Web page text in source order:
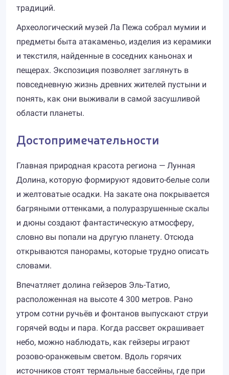
традиций.
Археологический музей Ла Пежа собрал мумии и
предметы быта атакаменьо, изделия из керамики
и текстиля, найденные в соседних каньонах и
пещерах. Экспозиция позволяет заглянуть в
повседневную жизнь древних жителей пустыни и
понять, как они выживали в самой засушливой
области планеты.
Достопримечательности
Главная природная красота региона — Лунная
Долина, которую формируют ядовито-белые соли
и желтоватые осадки. На закате она покрывается
багряными оттенками, а полуразрушенные скалы
и дюны создают фантастическую атмосферу,
словно вы попали на другую планету. Отсюда
открываются панорамы, которые трудно описать
словами.
Впечатляет долина гейзеров Эль-Татио,
расположенная на высоте 4 300 метров. Рано
утром сотни ручьёв и фонтанов выпускают струи
горячей воды и пара. Когда рассвет окрашивает
небо, можно наблюдать, как гейзеры играют
розово-оранжевым светом. Вдоль горячих
источников стоят термальные бассейны, где при